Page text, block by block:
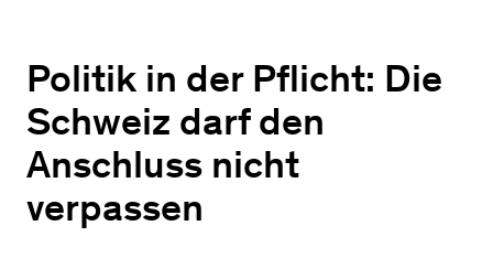
Politik in der Pflicht: Die
Schweiz darf den
Anschluss nicht
verpassen